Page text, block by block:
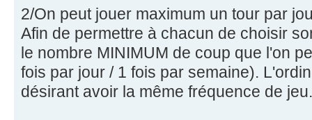
2/On peut jouer maximum un tour par
Afin de permettre à chacun de choisir
le nombre MINIMUM de coup que l'on
fois par jour / 1 fois par semaine).
désirant avoir la même fréquence de jeu.